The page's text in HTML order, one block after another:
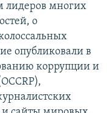
лидеров многих
о
опубликовали в
коррупции и